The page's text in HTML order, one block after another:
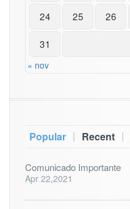
24 25 26
31
« nov
Popular | Recent |
Comunicado Importante
Apr 22,2021